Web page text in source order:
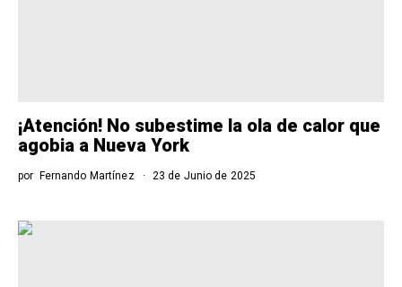
¡Atención! No subestime la ola de calor que
agobia a Nueva York
por Fernando Martínez 23 de Junio de 2025